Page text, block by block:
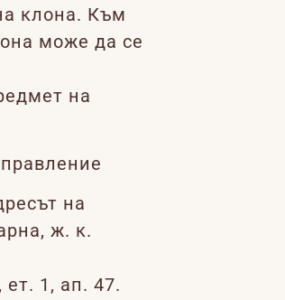
клона. Към
може да се
на
на
ж. к.
1, ап. 47.